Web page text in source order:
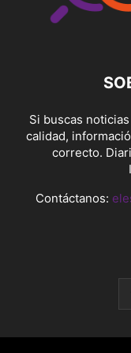
Si buscas
calidad,
correcto.
Contáctanos: